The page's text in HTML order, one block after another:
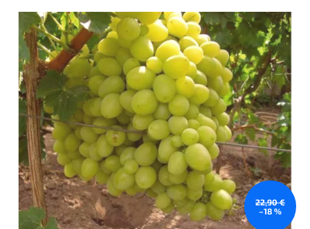
22,90 €
–18 %